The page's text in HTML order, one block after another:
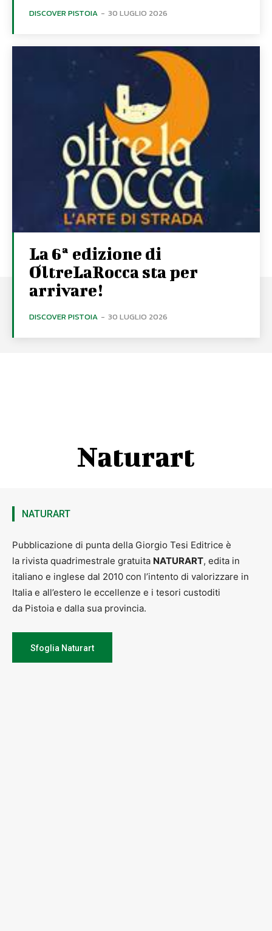
DISCOVER PISTOIA - 30 LUGLIO 2026
La 6ª edizione di
OltreLaRocca sta per
arrivare!
DISCOVER PISTOIA - 30 LUGLIO 2026
Naturart
NATURART
Pubblicazione di punta della Giorgio Tesi Editrice è
la rivista quadrimestrale gratuita NATURART, edita in
italiano e inglese dal 2010 con l’intento di valorizzare in
Italia e all’estero le eccellenze e i tesori custoditi
da Pistoia e dalla sua provincia.
Sfoglia Naturart